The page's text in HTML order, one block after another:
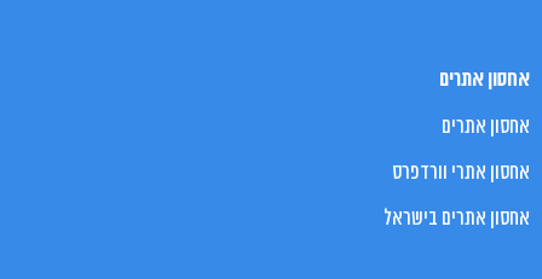
אחסון אתרים
אחסון אתרים
אחסון אתרי וורדפרס
אחסון אתרים בישראל